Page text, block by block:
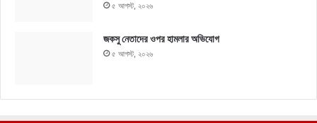
৫ আগস্ট, ২০২৬
জকসু নেতাদের ওপর হামলার অভিযোগ
৫ আগস্ট, ২০২৬